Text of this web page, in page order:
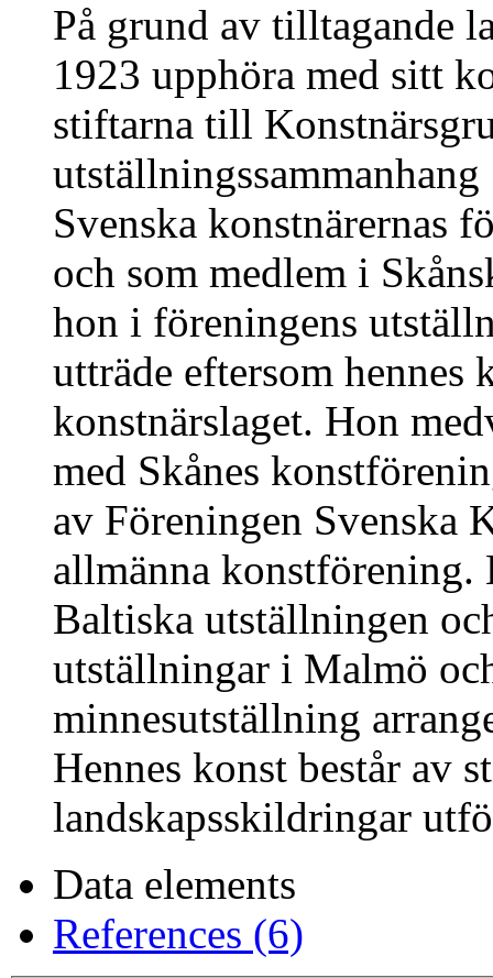
På grund av tilltagande
1923 upphöra med sitt
stiftarna till
Svenska konstnärernas
och som medlem i
hon i föreningens
utträde eftersom hennes
konstnärslaget. Hon
med Skånes
av Föreningen Svenska
allmänna konstförening.
Baltiska utställningen
utställningar i Malmö
minnesutställning
Hennes konst består av
landskapsskildringar
Data elements
References (6)